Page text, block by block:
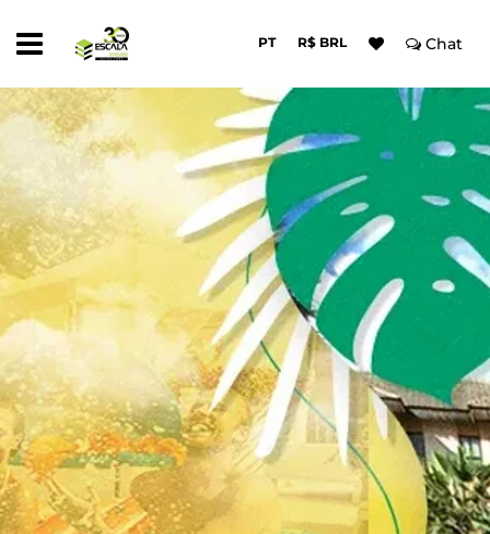
PT R$ BRL Chat